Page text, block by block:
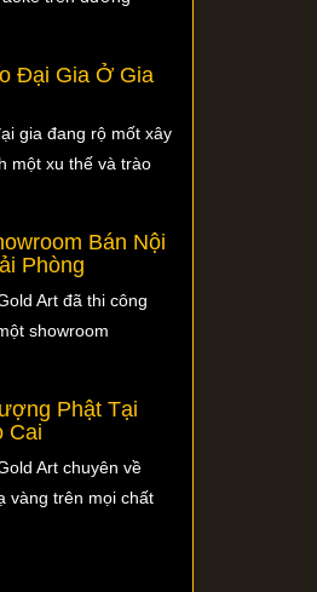
Đại Gia Ở Gia
gia đang rộ mốt xây
một xu thế và trào
Bán Nội
Phòng
Art đã thi công
showroom
Phật Tại
Cai
Art chuyên về
vàng trên mọi chất